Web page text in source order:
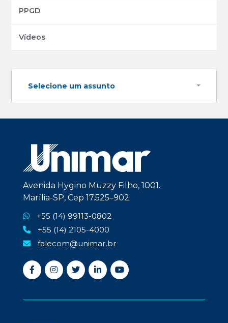
PPGD
Vídeos
Selecione um assunto
Avenida Hygino Muzzy Filho, 1001.
Marília-SP, Cep 17.525–902
+55 (14) 99113-0802
+55 (14) 2105-4000
falecom@unimar.br